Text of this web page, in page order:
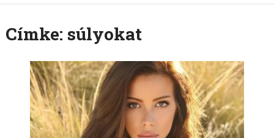
Címke: súlyokat